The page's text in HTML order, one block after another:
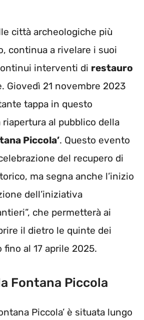
città archeologiche più
continua a rivelare i suoi
interventi di restauro
Giovedì 21 novembre 2023
tappa in questo
al pubblico della
Piccola’. Questo evento
del recupero di
ma segna anche l’inizio
dell’iniziativa
che permetterà ai
il dietro le quinte dei
al 17 aprile 2025.
Fontana Piccola
Piccola’ è situata lungo